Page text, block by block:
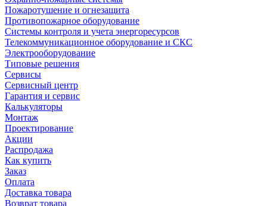
Пожаротушение и огнезащита
Противопожарное оборудование
Системы контроля и учета энергоресурсов
Телекоммуникационное оборудование и СКС
Электрооборудование
Типовые решения
Сервисы
Сервисный центр
Гарантия и сервис
Калькуляторы
Монтаж
Проектирование
Акции
Распродажа
Как купить
Заказ
Оплата
Доставка товара
Возврат товара